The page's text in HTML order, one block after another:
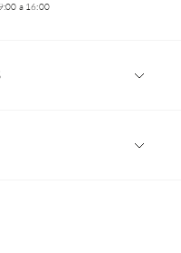
a 16:00